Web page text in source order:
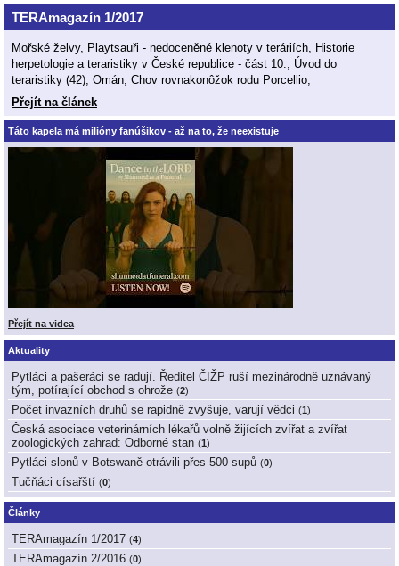
TERAmagazín 1/2017
Mořské želvy, Playtsauři - nedoceněné klenoty v teráriích, Historie
herpetologie a teraristiky v České republice - část 10., Úvod do
teraristiky (42), Omán, Chov rovnakonôžok rodu Porcellio;
Přejít na článek
Táto kapela má milióny fanúšikov - až na to, že neexistuje
Přejít na videa
Aktuality
Pytláci a pašeráci se radují. Ředitel ČIŽP ruší mezinárodně uznávaný
tým, potírající obchod s ohrože (2)
Počet invazních druhů se rapidně zvyšuje, varují vědci (1)
Česká asociace veterinárních lékařů volně žijících zvířat a zvířat
zoologických zahrad: Odborné stan (1)
Pytláci slonů v Botswaně otrávili přes 500 supů (0)
Tučňáci císařští (0)
Články
TERAmagazín 1/2017 (4)
TERAmagazín 2/2016 (0)